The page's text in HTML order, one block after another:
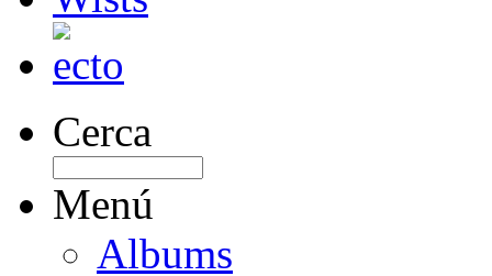
Cerca
Menú
Albums